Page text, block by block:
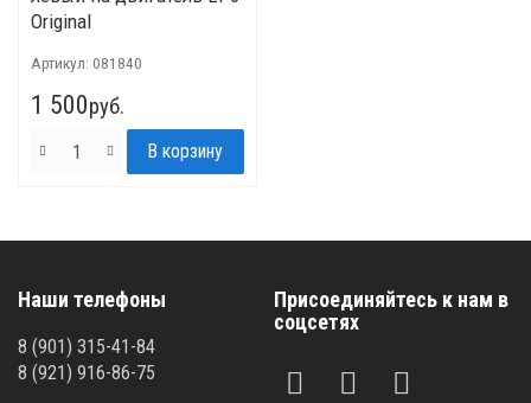
Original
Артикул: 081840
1 500руб.
Наши телефоны
8 (901) 315-41-84
8 (921) 916-86-75
Присоединяйтесь к нам в
соцсетях